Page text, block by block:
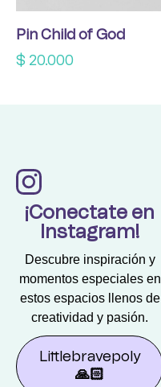
Pin Child of God
$ 20.000
¡Conectate en
Instagram!
Descubre inspiración y
momentos especiales en
estos espacios llenos de
creatividad y pasión.
Littlebravepoly
🙏🏻